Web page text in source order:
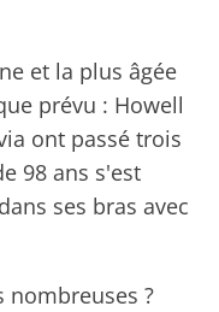
et la plus âgée
prévu : Howell
ont passé trois
98 ans s'est
ses bras avec
nombreuses ?